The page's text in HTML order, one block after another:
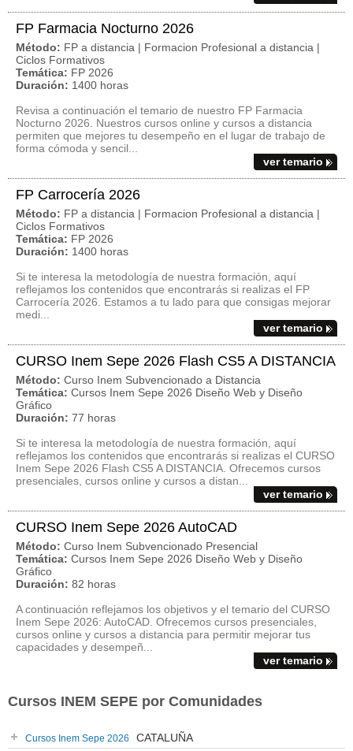
FP Farmacia Nocturno 2026
Método: FP a distancia | Formacion Profesional a distancia |
Ciclos Formativos
Temática: FP 2026
Duración: 1400 horas
Revisa a continuación el temario de nuestro FP Farmacia
Nocturno 2026. Nuestros cursos online y cursos a distancia
permiten que mejores tu desempeño en el lugar de trabajo de
forma cómoda y sencil...
ver temario
FP Carrocería 2026
Método: FP a distancia | Formacion Profesional a distancia |
Ciclos Formativos
Temática: FP 2026
Duración: 1400 horas
Si te interesa la metodología de nuestra formación, aquí
reflejamos los contenidos que encontrarás si realizas el FP
Carrocería 2026. Estamos a tu lado para que consigas mejorar
medi...
ver temario
CURSO Inem Sepe 2026 Flash CS5 A DISTANCIA
Método: Curso Inem Subvencionado a Distancia
Temática: Cursos Inem Sepe 2026 Diseño Web y Diseño
Gráfico
Duración: 77 horas
Si te interesa la metodología de nuestra formación, aquí
reflejamos los contenidos que encontrarás si realizas el CURSO
Inem Sepe 2026 Flash CS5 A DISTANCIA. Ofrecemos cursos
presenciales, cursos online y cursos a distan...
ver temario
CURSO Inem Sepe 2026 AutoCAD
Método: Curso Inem Subvencionado Presencial
Temática: Cursos Inem Sepe 2026 Diseño Web y Diseño
Gráfico
Duración: 82 horas
A continuación reflejamos los objetivos y el temario del CURSO
Inem Sepe 2026: AutoCAD. Ofrecemos cursos presenciales,
cursos online y cursos a distancia para permitir mejorar tus
capacidades y desempeñ...
ver temario
Cursos INEM SEPE por Comunidades
Cursos Inem Sepe 2026 CATALUÑA